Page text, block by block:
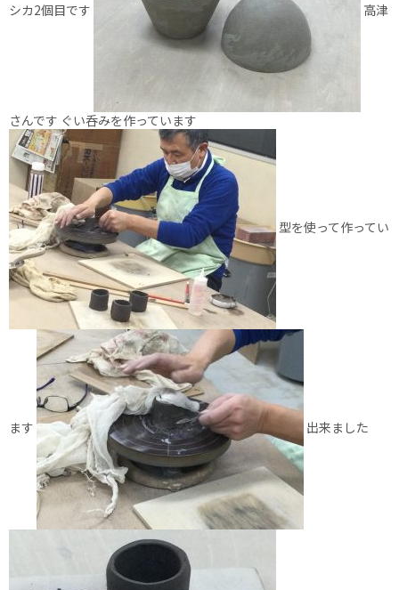
シカ2個目です 高津
さんです ぐい呑みを作っています
型を使って作ってい
ます 出来ました